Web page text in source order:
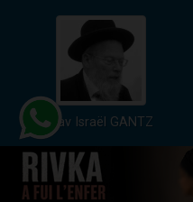
Rav Israël GANTZ